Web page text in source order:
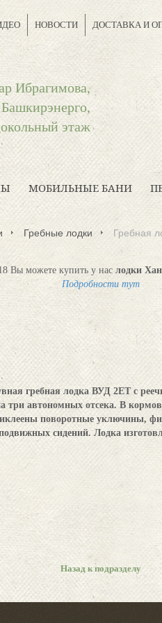
НОВОСТИ ДОСТАВКА И
Ибрагимова,
этаж
МОБИЛЬНЫЕ БАНИ
Гребные лодки Гребная
Вы можете купить у нас лодки
Подробности тут
гребная лодка ВУД 2ЕТ с
три автономных отсека. В
поворотные уключины,
сидений. Лодка
Назад к подразделу